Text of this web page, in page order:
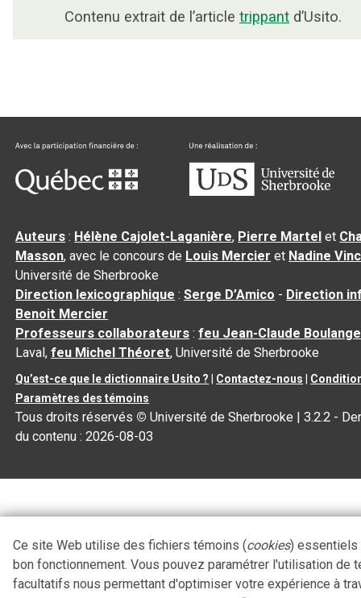
Contenu extrait de l’article trippant d’Usito.
Auteurs : Hélène Cajolet-Laganière, Pierre Martel et
Masson, avec le concours de Louis Mercier et Nadine
Université de Sherbrooke
Direction lexicographique :Serge D’Amico - Direction
Benoit Mercier
Professeurs collaborateurs :feu Jean-Claude
Laval,feu Michel Théoret, Université de Sherbrooke
Qu’est-ce que le dictionnaire Usito ? Contactez-nous
Paramètres des témoins
Tous droits réservés © Université de Sherbrooke |3.2.2 -
du contenu :2026-08-03
Ce site Web utilise des fichiers témoins (cookies) essentiels
bon fonctionnement. Vous pouvez paramétrer l'utilisation de
facultatifs nous permettant d'optimiser votre expérience à